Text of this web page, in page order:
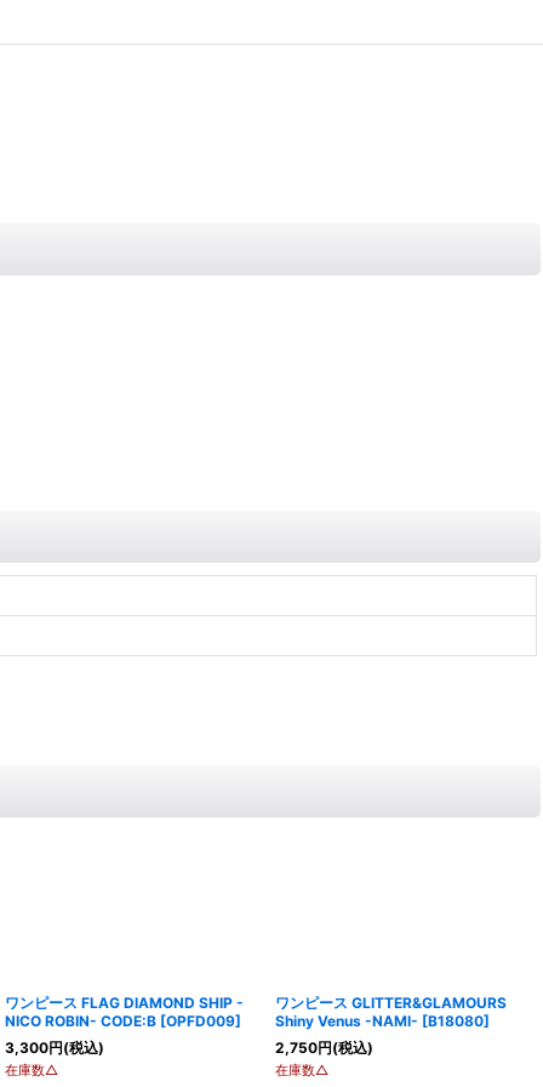
ワンピース FLAG DIAMOND SHIP -
NICO ROBIN- CODE:B [OPFD009]
3,300円(税込)
在庫数△
ワンピース GLITTER&GLAMOURS
Shiny Venus -NAMI- [B18080]
2,750円(税込)
在庫数△